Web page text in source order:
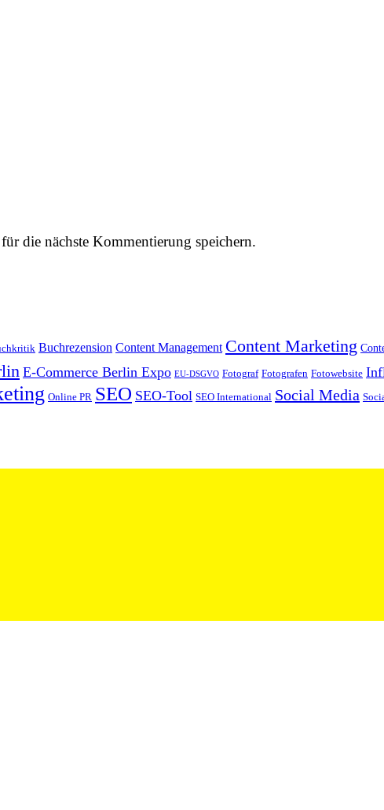
die nächste Kommentierung speichern.
Buchrezension Content Management Content Marketing
E-Commerce Berlin Expo EU-DSGVO Fotograf Fotografen Fotowebsite
Online PR SEO SEO-Tool SEO International Social Media